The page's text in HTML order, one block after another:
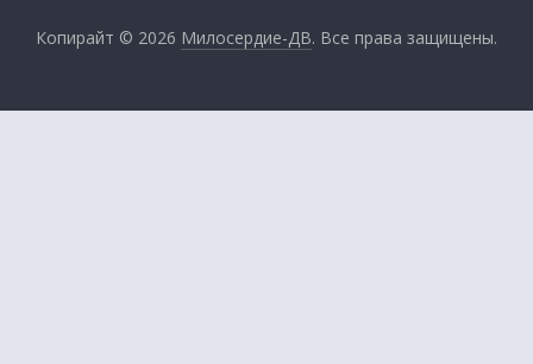
Копирайт © 2026 Милосердие-ДВ. Все права защищены.